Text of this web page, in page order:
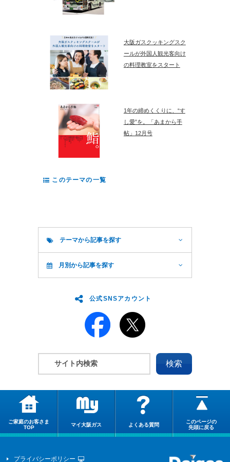
大阪ガスクッキングスク
ールが外国人観光客向け
の料理教室をスタート
1年の締めくくりに、“す
し愛”を。「あまから手
帖」12月号
このテーマの一覧
テーマから記事を探す
月別から記事を探す
公式SNSアカウント
ご家庭のお客さま
TOP
マイ大阪ガス よくある質問
このページの
先頭に戻る
プライバシーポリシー